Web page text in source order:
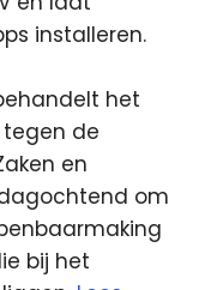
installeren.
het
tegen de
en
om
bij het